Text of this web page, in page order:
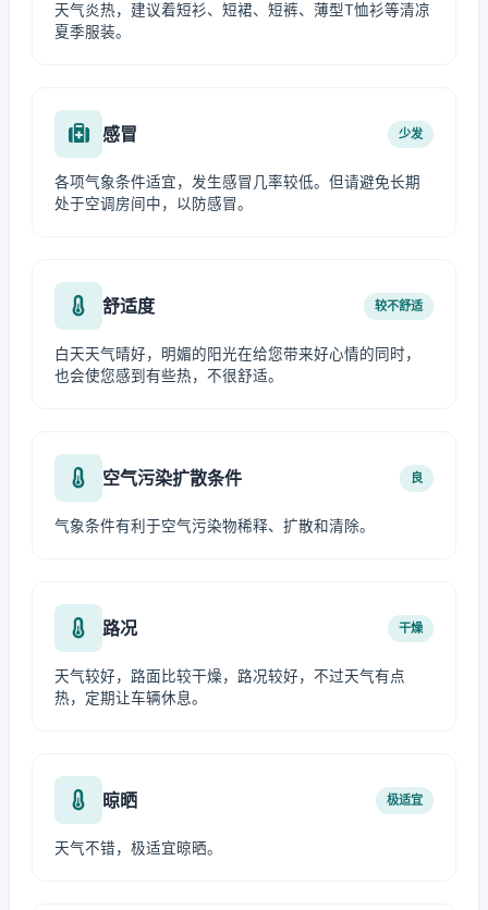
天气炎热，建议着短衫、短裙、短裤、薄型T恤衫等清凉
夏季服装。
感冒 少发
各项气象条件适宜，发生感冒几率较低。但请避免长期
处于空调房间中，以防感冒。
舒适度 较不舒适
白天天气晴好，明媚的阳光在给您带来好心情的同时，
也会使您感到有些热，不很舒适。
空气污染扩散条件 良
气象条件有利于空气污染物稀释、扩散和清除。
路况 干燥
天气较好，路面比较干燥，路况较好，不过天气有点
热，定期让车辆休息。
晾晒 极适宜
天气不错，极适宜晾晒。